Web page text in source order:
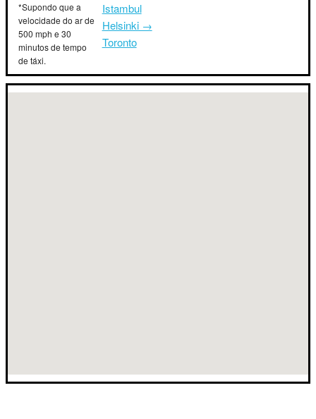
*Supondo que a
velocidade do ar de
500 mph e 30
minutos de tempo
de táxi.
Istambul
Helsinki →
Toronto